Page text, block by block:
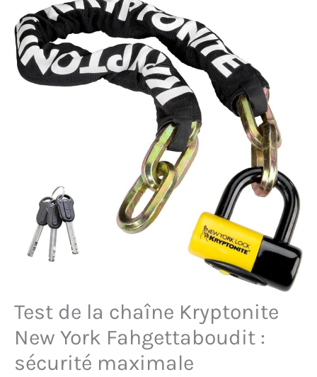
Test de la chaîne Kryptonite
New York Fahgettaboudit :
sécurité maximale